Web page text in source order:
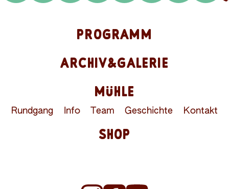
PROGRAMM
ARCHIV&GALERIE
MÜHLE
Rundgang Info Team Geschichte Kontakt
SHOP